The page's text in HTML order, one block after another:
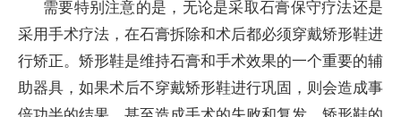
需要特别注意的是，无论是采取石膏保守疗法还是
采用手术疗法，在石膏拆除和术后都必须穿戴矫形鞋进
行矫正。矫形鞋是维持石膏和手术效果的一个重要的辅
助器具，如果术后不穿戴矫形鞋进行巩固，则会造成事